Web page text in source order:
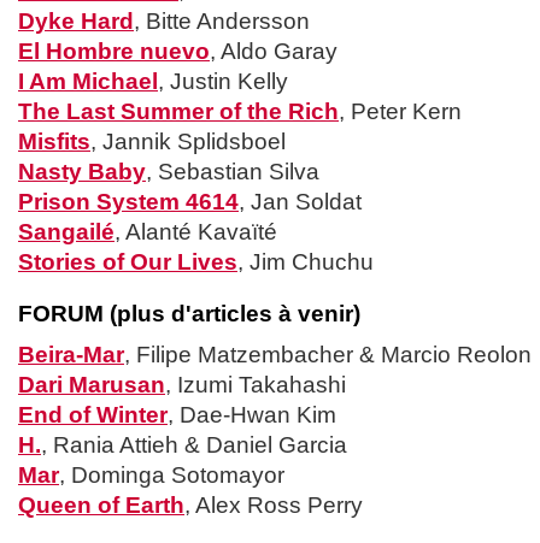
Dyke Hard , Bitte Andersson
El Hombre nuevo, Aldo Garay
I Am Michael , Justin Kelly
The Last Summer of the Rich, Peter Kern
Misfits, Jannik Splidsboel
Nasty Baby, Sebastian Silva
Prison System 4614, Jan Soldat
Sangailé, Alanté Kavaïté
Stories of Our Lives, Jim Chuchu
FORUM (plus d'articles à venir)
Beira-Mar, Filipe Matzembacher & Marcio Reolon
Dari Marusan, Izumi Takahashi
End of Winter, Dae-Hwan Kim
H., Rania Attieh & Daniel Garcia
Mar, Dominga Sotomayor
Queen of Earth, Alex Ross Perry